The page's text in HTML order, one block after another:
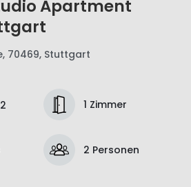
Apartment
70469, Stuttgart
2 1 Zimmer
2 Personen